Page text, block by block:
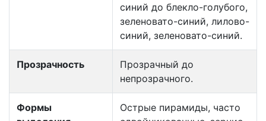
синий до блекло-голубого,
зеленовато-синий, лилово-
синий, зеленовато-синий.
Прозрачность
Прозрачный до
непрозрачного.
Формы
Острые пирамиды, часто